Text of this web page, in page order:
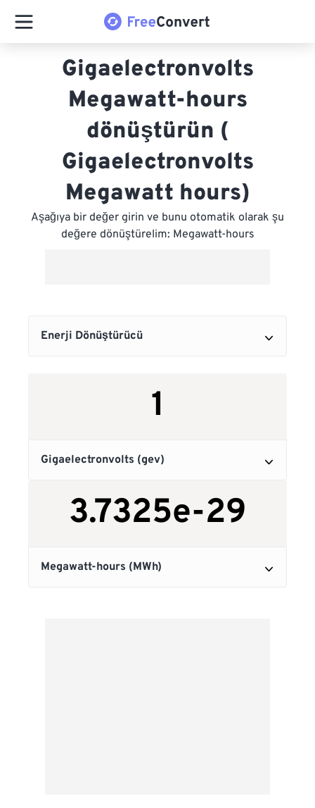
Gigaelectronvolts
Megawatt-hours
dönüştürün (
Gigaelectronvolts
Megawatt hours)
Aşağıya bir değer girin ve bunu otomatik olarak şu
değere dönüştürelim: Megawatt-hours